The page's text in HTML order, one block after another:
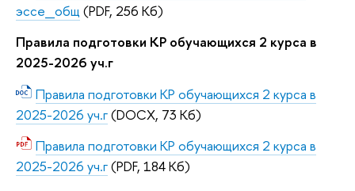
эссе_общ (PDF, 256 Кб)
Правила подготовки КР обучающихся 2 курса в
2025-2026 уч.г
Правила подготовки КР обучающихся 2 курса в
2025-2026 уч.г(DOCX, 73 Кб)
Правила подготовки КР обучающихся 2 курса в
2025-2026 уч.г(PDF, 184 Кб)